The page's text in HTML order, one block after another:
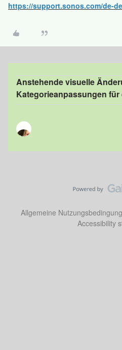
https://support.sonos.com/de-
Anstehende visuelle
Kategorieanpassungen
Allgemeine
Accessibility